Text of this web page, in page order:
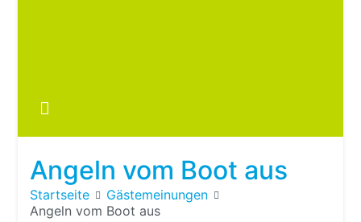
Angeln vom Boot aus
Startseite
Gästemeinungen
Angeln vom Boot aus